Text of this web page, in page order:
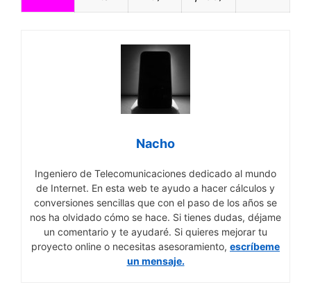
Nacho
Ingeniero de Telecomunicaciones dedicado al mundo
de Internet. En esta web te ayudo a hacer cálculos y
conversiones sencillas que con el paso de los años se
nos ha olvidado cómo se hace. Si tienes dudas, déjame
un comentario y te ayudaré. Si quieres mejorar tu
proyecto online o necesitas asesoramiento, escríbeme
un mensaje.